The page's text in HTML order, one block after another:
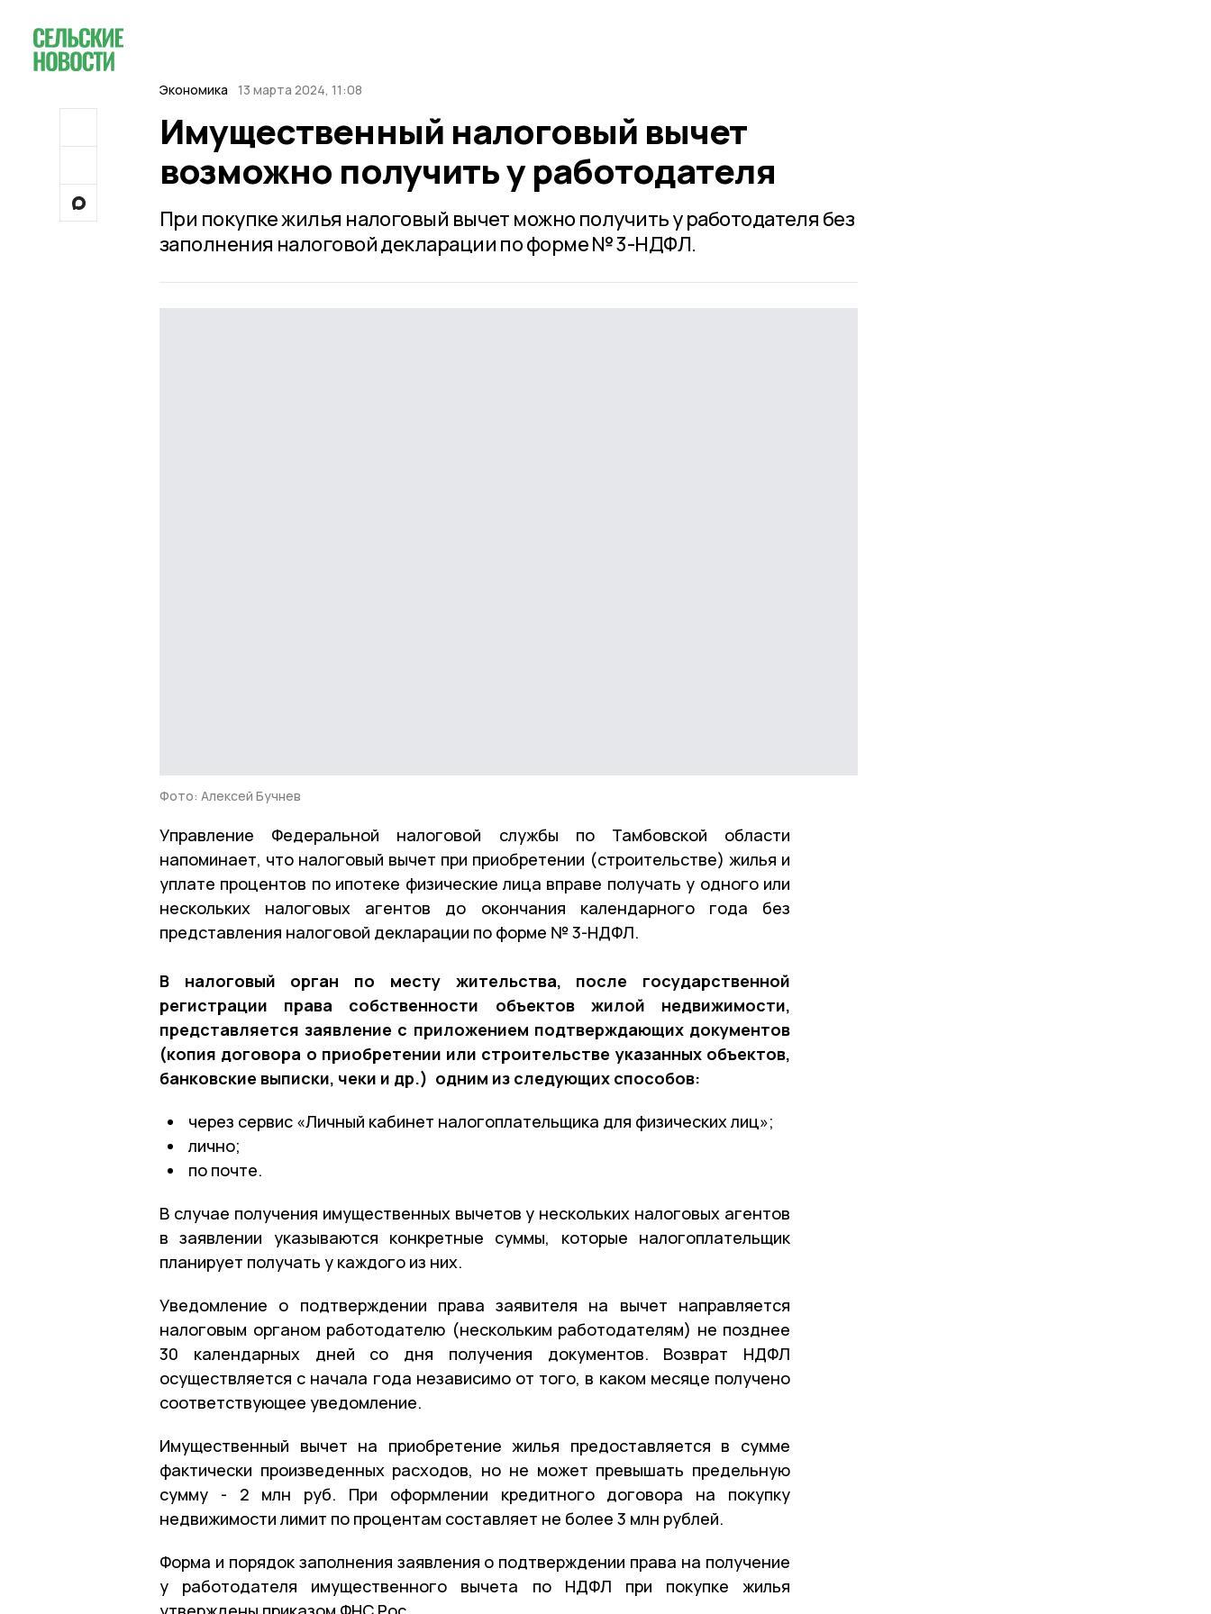
Экономика 13 марта 2024, 11:08
Имущественный налоговый вычет
возможно получить у работодателя
При покупке жилья налоговый вычет можно получить у работодателя без
заполнения налоговой декларации по форме № 3-НДФЛ.
Фото: Алексей Бучнев
Управление Федеральной налоговой службы по Тамбовской области
напоминает, что налоговый вычет при приобретении (строительстве) жилья и
уплате процентов по ипотеке физические лица вправе получать у одного или
нескольких налоговых агентов до окончания календарного года без
представления налоговой декларации по форме № 3-НДФЛ.
В налоговый орган по месту жительства, после государственной
регистрации права собственности объектов жилой недвижимости,
представляется заявление с приложением подтверждающих документов
(копия договора о приобретении или строительстве указанных объектов,
банковские выписки, чеки и др.) одним из следующих способов:
через сервис «Личный кабинет налогоплательщика для физических лиц»;
лично;
по почте.
В случае получения имущественных вычетов у нескольких налоговых агентов
в заявлении указываются конкретные суммы, которые налогоплательщик
планирует получать у каждого из них.
Уведомление о подтверждении права заявителя на вычет направляется
налоговым органом работодателю (нескольким работодателям) не позднее
30 календарных дней со дня получения документов. Возврат НДФЛ
осуществляется с начала года независимо от того, в каком месяце получено
соответствующее уведомление.
Имущественный вычет на приобретение жилья предоставляется в сумме
фактически произведенных расходов, но не может превышать предельную
сумму - 2 млн руб. При оформлении кредитного договора на покупку
недвижимости лимит по процентам составляет не более 3 млн рублей.
Форма и порядок заполнения заявления о подтверждении права на получение
у работодателя имущественного вычета по НДФЛ при покупке жилья